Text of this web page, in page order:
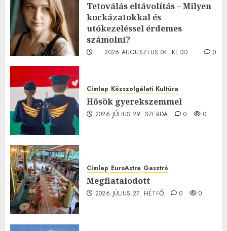
Tetoválás eltávolítás – Milyen
kockázatokkal és
utókezeléssel érdemes
számolni?
2026.AUGUSZTUS.04. KEDD.
0
Címlap Közszolgálati Kultúra
Hősök gyerekszemmel
2026.JÚLIUS.29. SZERDA. 0 0
Címlap EuroAstra Gasztró
Megfiatalodott
2026.JÚLIUS.27. HÉTFŐ. 0 0